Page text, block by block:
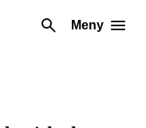
Meny